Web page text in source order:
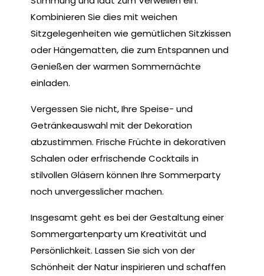
Kombinieren Sie dies mit weichen
Sitzgelegenheiten wie gemütlichen Sitzkissen
oder Hängematten, die zum Entspannen und
Genießen der warmen Sommernächte
einladen.
Vergessen Sie nicht, Ihre Speise- und
Getränkeauswahl mit der Dekoration
abzustimmen. Frische Früchte in dekorativen
Schalen oder erfrischende Cocktails in
stilvollen Gläsern können Ihre Sommerparty
noch unvergesslicher machen.
Insgesamt geht es bei der Gestaltung einer
Sommergartenparty um Kreativität und
Persönlichkeit. Lassen Sie sich von der
Schönheit der Natur inspirieren und schaffen